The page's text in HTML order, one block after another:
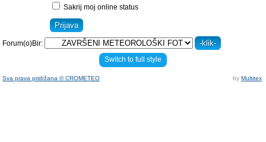
Sakrij moj online status
Forum(o)Bir:
Switch to full style
Sva prava pridržana © CROMETEO by Multitex